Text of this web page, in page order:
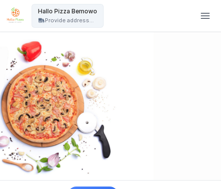
Hallo Pizza Bemowo
Provide address...